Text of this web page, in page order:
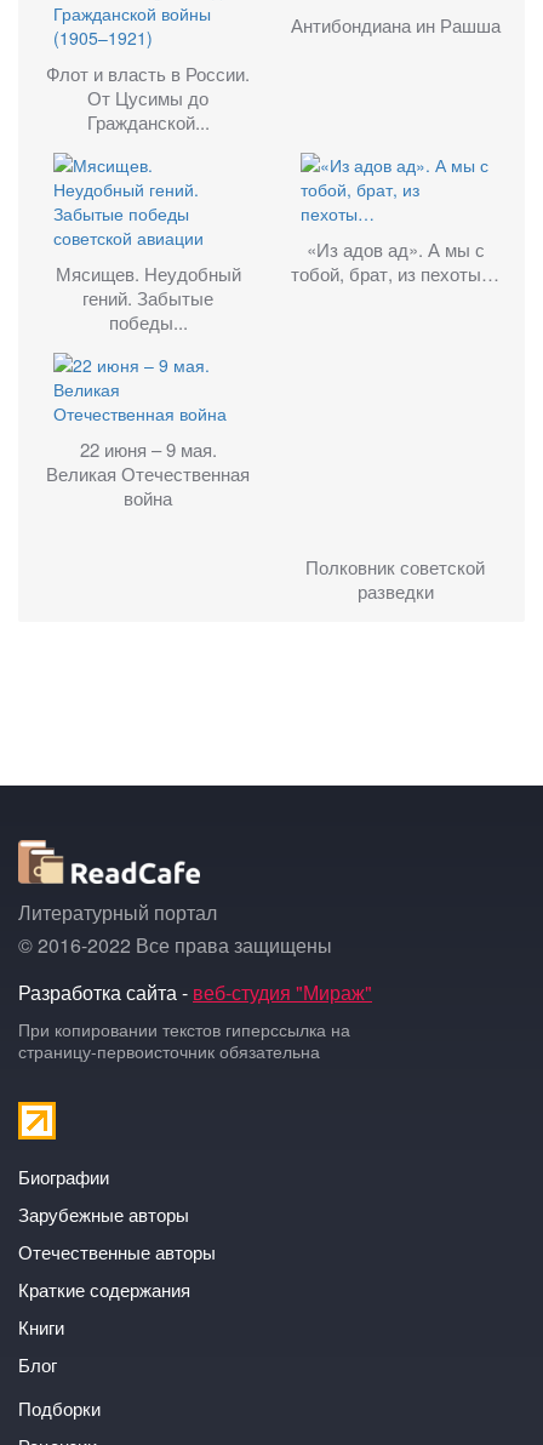
Флот и власть в России.
От Цусимы до
Гражданской...
Антибондиана ин Рашша
Мясищев. Неудобный
гений. Забытые
победы...
«Из адов ад». А мы с
тобой, брат, из пехоты…
22 июня – 9 мая.
Великая Отечественная
война
Полковник советской
разведки
Литературный портал
© 2016-2022 Все права защищены
Разработка сайта - веб-студия "Мираж"
При копировании текстов гиперссылка на
страницу-первоисточник обязательна
Биографии
Зарубежные авторы
Отечественные авторы
Краткие содержания
Книги
Блог
Подборки